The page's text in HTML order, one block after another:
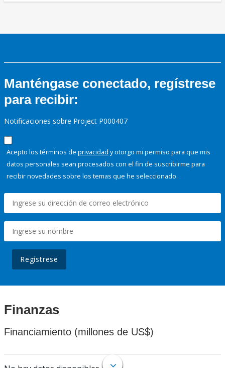
Manténgase conectado, regístrese
para recibir:
Notificaciones sobre Project P000407
Acepto los términos de privacidad y otorgo mi permiso para que mis
datos personales sean procesados con el fin de suscribirme para
recibir novedades sobre los temas que he seleccionado.
Regístrese
Finanzas
Financiamiento (millones de US$)